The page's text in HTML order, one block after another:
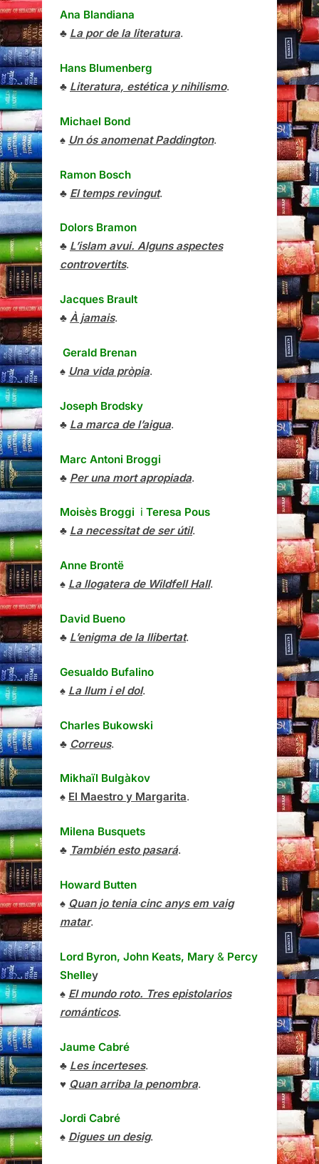
Ana Blandiana
♣ La por de la literatura.
Hans Blumenberg
♣ Literatura, estética y nihilismo.
Michael Bond
♠ Un ós anomenat Paddington.
Ramon Bosch
♣ El temps revingut.
Dolors Bramon
♣ L’islam avui. Alguns aspectes
controvertits.
Jacques Brault
♣ À jamais.
Gerald Brenan
♠ Una vida pròpia.
Joseph Brodsky
♣ La marca de l’aigua.
Marc Antoni Broggi
♣ Per una mort apropiada.
Moisès Broggi i Teresa Pous
♣ La necessitat de ser útil.
Anne Brontë
♠ La llogatera de Wildfell Hall.
David Bueno
♣ L’enigma de la llibertat.
Gesualdo Bufalino
♠ La llum i el dol.
Charles Bukowski
♣ Correus.
Mikhaïl Bulgàkov
♠ El Maestro y Margarita.
Milena Busquets
♣ También esto pasará.
Howard Butten
♠ Quan jo tenia cinc anys em vaig
matar.
Lord Byron, John Keats, Mary & Percy
Shelley
♠ El mundo roto. Tres epistolarios
románticos.
Jaume Cabré
♣ Les incerteses.
♥ Quan arriba la penombra.
Jordi Cabré
♠ Digues un desig.